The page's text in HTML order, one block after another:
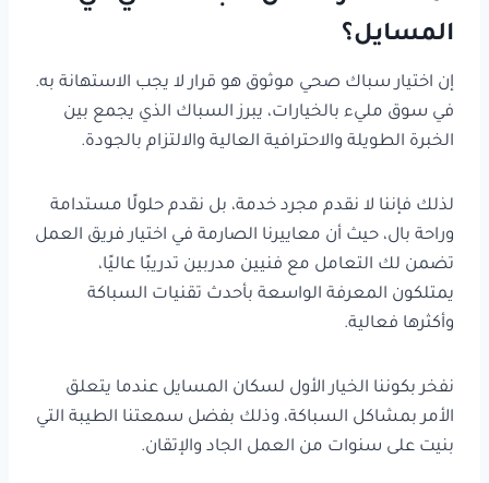
المسايل؟
إن اختيار سباك صحي موثوق هو قرار لا يجب الاستهانة به.
في سوق مليء بالخيارات، يبرز السباك الذي يجمع بين
الخبرة الطويلة والاحترافية العالية والالتزام بالجودة.
لذلك فإننا لا نقدم مجرد خدمة، بل نقدم حلولًا مستدامة
وراحة بال، حيث أن معاييرنا الصارمة في اختيار فريق العمل
تضمن لك التعامل مع فنيين مدربين تدريبًا عاليًا،
يمتلكون المعرفة الواسعة بأحدث تقنيات السباكة
وأكثرها فعالية.
نفخر بكوننا الخيار الأول لسكان المسايل عندما يتعلق
الأمر بمشاكل السباكة، وذلك بفضل سمعتنا الطيبة التي
بنيت على سنوات من العمل الجاد والإتقان.